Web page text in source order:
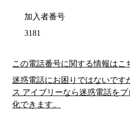
加入者番号
3181
この電話番号に関する情報はこ
迷惑電話にお困りではないです
ス アイブリーなら迷惑電話を
化できます。